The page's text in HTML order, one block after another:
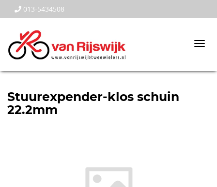
013-5434508
Stuurexpender-klos schuin
22.2mm